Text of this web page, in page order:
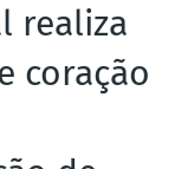
realiza
coração